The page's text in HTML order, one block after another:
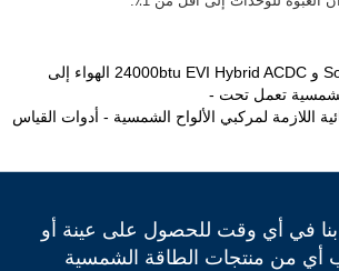
لماذا Solarker 18000btu و 24000btu EVI Hybrid ACDC الهواء إلى
تعمل تحت -
اللازمة لمركبي الألواح الشمسية - أدوات القياس
بنا في أي وقت للحصول على عينة أو
أي من منتجات الطاقة الشمسية